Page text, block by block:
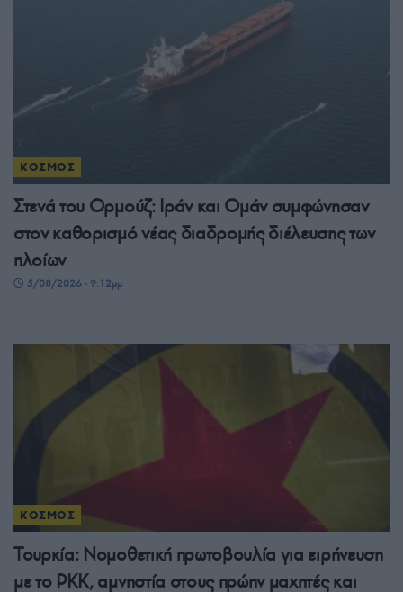
ΚΟΣΜΟΣ
Στενά του Ορμούζ: Ιράν και Ομάν συμφώνησαν
στον καθορισμό νέας διαδρομής διέλευσης των
πλοίων
5/08/2026 - 9:12μμ
ΚΟΣΜΟΣ
Τουρκία: Νομοθετική πρωτοβουλία για ειρήνευση
με το PKK, αμνηστία στους πρώην μαχητές και